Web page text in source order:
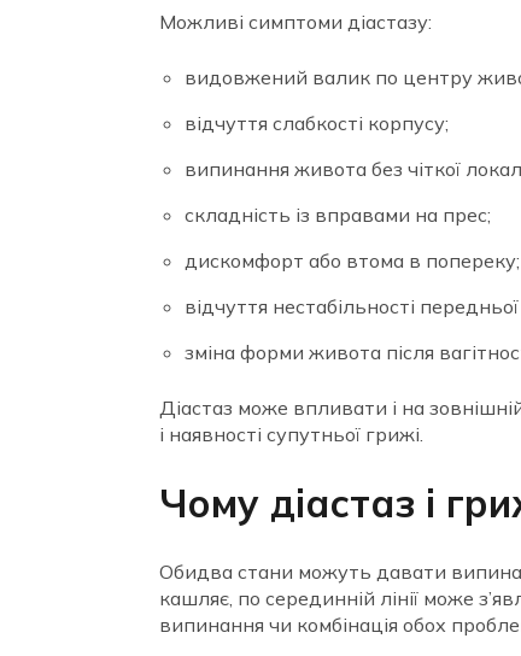
Можливі симптоми діастазу:
видовжений валик по центру
відчуття слабкості корпусу;
випинання живота без чіткої
складність із вправами на прес;
дискомфорт або втома в попереку;
відчуття нестабільності
зміна форми живота після
Діастаз може впливати і на
і наявності супутньої грижі.
Чому діастаз і
Обидва стани можуть давати
кашляє, по серединній лінії може
випинання чи комбінація обох